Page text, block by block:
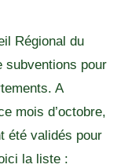
Régional du
subventions pour
A
mois d’octobre,
été validés pour
la liste :